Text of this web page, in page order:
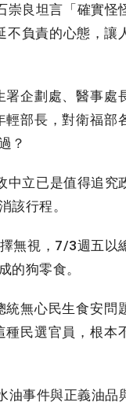
良坦言「確實怪
不負責的心態，讓
企劃處、醫事處
部長，對衛福部
？
立已是值得追究
該行程。
無視，7/3週五以
的狗零食。
無心民生食安問
民選官員，根本
事件與正義油品